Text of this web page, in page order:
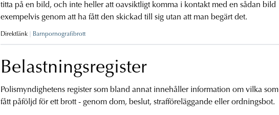
titta på en bild, och inte heller att oavsiktligt komma i kontakt med en sådan bild
exempelvis genom att ha fått den skickad till sig utan att man begärt det.
Direktlänk Barnpornografibrott
Belastningsregister
Polismyndighetens register som bland annat innehåller information om vilka som
fått påföljd för ett brott - genom dom, beslut, strafföreläggande eller ordningsbot.